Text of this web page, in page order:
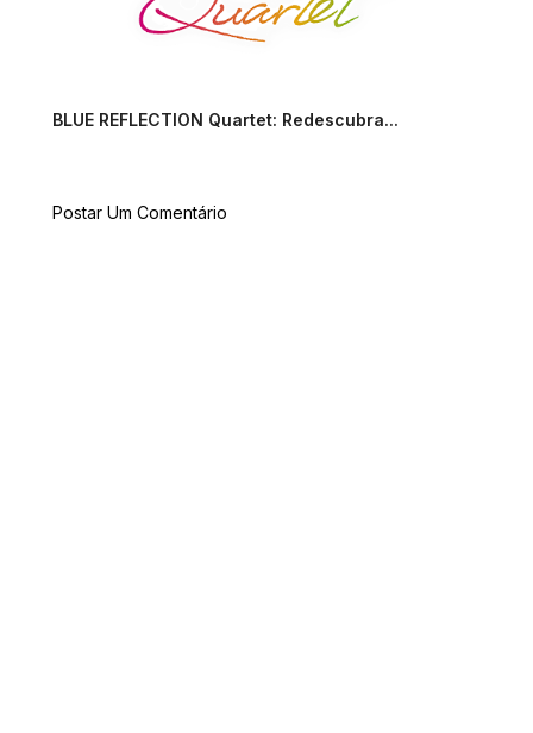
BLUE REFLECTION Quartet: Redescubra...
Postar Um Comentário